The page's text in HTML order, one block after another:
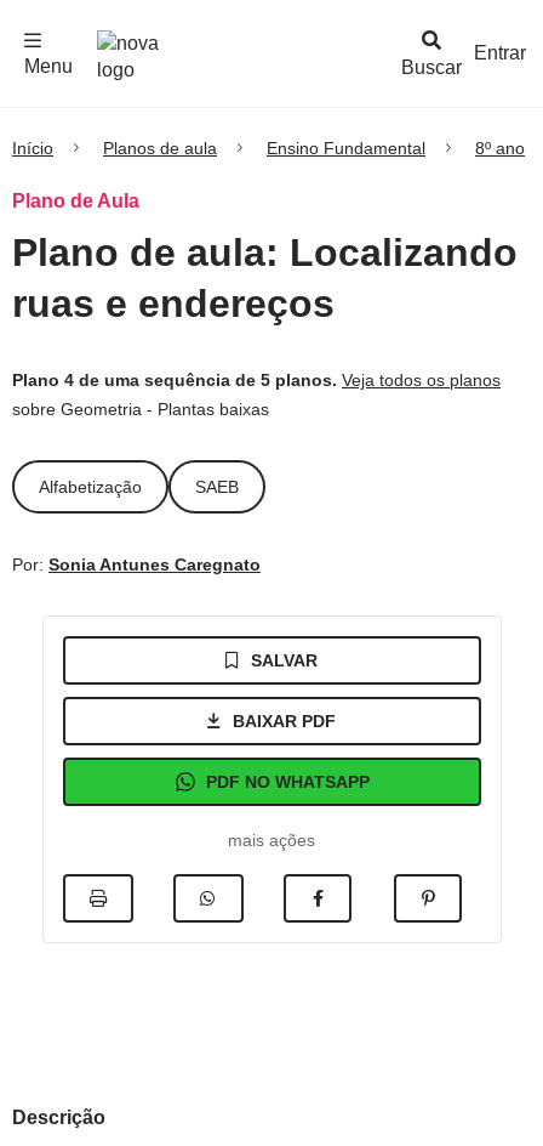
Buscar
Menu
Entrar
Início Planos de aula Ensino Fundamental 8º ano
Plano de Aula
Plano de aula: Localizando
ruas e endereços
Plano 4 de uma sequência de 5 planos. Veja todos os planos
sobre Geometria - Plantas baixas
Alfabetização SAEB
Por: Sonia Antunes Caregnato
SALVAR
BAIXAR PDF
PDF NO WHATSAPP
mais ações
Descrição